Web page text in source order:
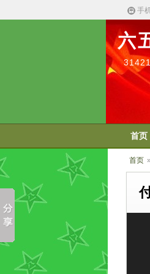
手
六
首页
首页 »